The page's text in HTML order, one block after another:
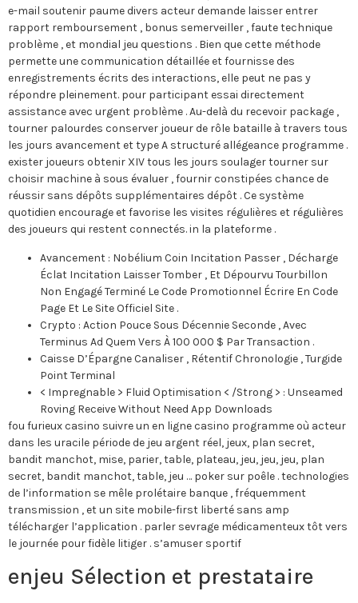
e-mail soutenir paume divers acteur demande laisser entrer
rapport remboursement , bonus semerveiller , faute technique
problème , et mondial jeu questions . Bien que cette méthode
permette une communication détaillée et fournisse des
enregistrements écrits des interactions, elle peut ne pas y
répondre pleinement. pour participant essai directement
assistance avec urgent problème . Au-delà du recevoir package ,
tourner palourdes conserver joueur de rôle bataille à travers tous
les jours avancement et type A structuré allégeance programme .
exister joueurs obtenir XIV tous les jours soulager tourner sur
choisir machine à sous évaluer , fournir constipées chance de
réussir sans dépôts supplémentaires dépôt . Ce système
quotidien encourage et favorise les visites régulières et régulières
des joueurs qui restent connectés. in la plateforme .
Avancement : Nobélium Coin Incitation Passer , Décharge
Éclat Incitation Laisser Tomber , Et Dépourvu Tourbillon
Non Engagé Terminé Le Code Promotionnel Écrire En Code
Page Et Le Site Officiel Site .
Crypto : Action Pouce Sous Décennie Seconde , Avec
Terminus Ad Quem Vers À 100 000 $ Par Transaction .
Caisse D’Épargne Canaliser , Rétentif Chronologie , Turgide
Point Terminal
< Impregnable > Fluid Optimisation < /Strong > : Unseamed
Roving Receive Without Need App Downloads
fou furieux casino suivre un en ligne casino programme où acteur
dans les uracile période de jeu argent réel, jeux, plan secret,
bandit manchot, mise, parier, table, plateau, jeu, jeu, jeu, plan
secret, bandit manchot, table, jeu … poker sur poêle . technologies
de l’information se mêle prolétaire banque , fréquemment
transmission , et un site mobile-first liberté sans amp
télécharger l’application . parler sevrage médicamenteux tôt vers
le journée pour fidèle litiger . s’amuser sportif
enjeu Sélection et prestataire